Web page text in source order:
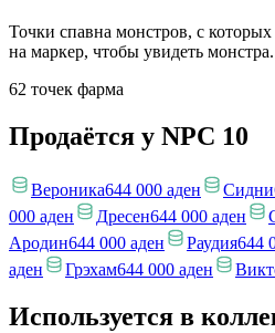
Точки спавна монстров, с
на маркер, чтобы увидеть монстра.
62 точек фарма
Продаётся у NPC 10
Вероника644 000 аден Сидни
000 аден
Дресен644 000 аден
Ародин644 000 аден Раудия644
аден
Грэхам644 000 аден
Используется в